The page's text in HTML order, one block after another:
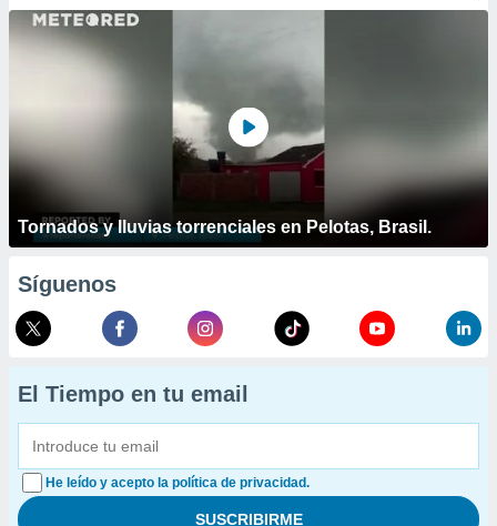
Tornados y lluvias torrenciales en Pelotas, Brasil.
Síguenos
El Tiempo en tu email
He leído y acepto la política de privacidad.